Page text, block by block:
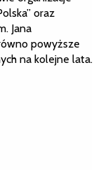
oraz
Jana
powyższe
na kolejne lata.